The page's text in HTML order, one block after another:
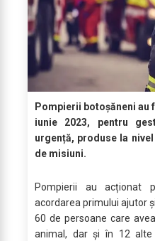
Pompierii botoșăneni au
iunie 2023, pentru
urgență, produse la
de misiuni.
Pompierii au acționat
acordarea primului ajutor
60 de persoane care
animal, dar și în 12 alte